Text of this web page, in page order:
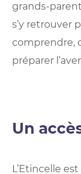
grands-
s’y retrouver
comprendre,
préparer
Un
L’Etincelle